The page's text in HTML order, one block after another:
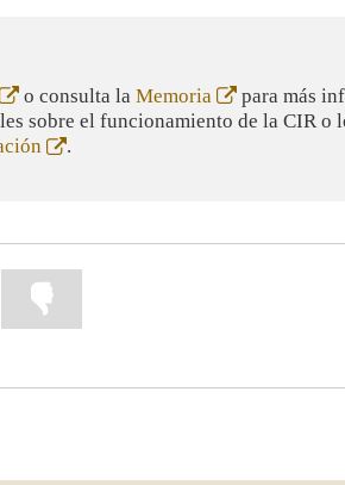
Abre
en
ventana
nueva
o consulta la Memoria
Abre
en
para más
sobre el funcionamiento de la CIR o
Abre
.
Marcar
información